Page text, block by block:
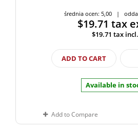
średnia ocen: 5,00 |
$19.71 tax
$19.71 tax incl.
ADD TO CART
Available in
Add to Compare